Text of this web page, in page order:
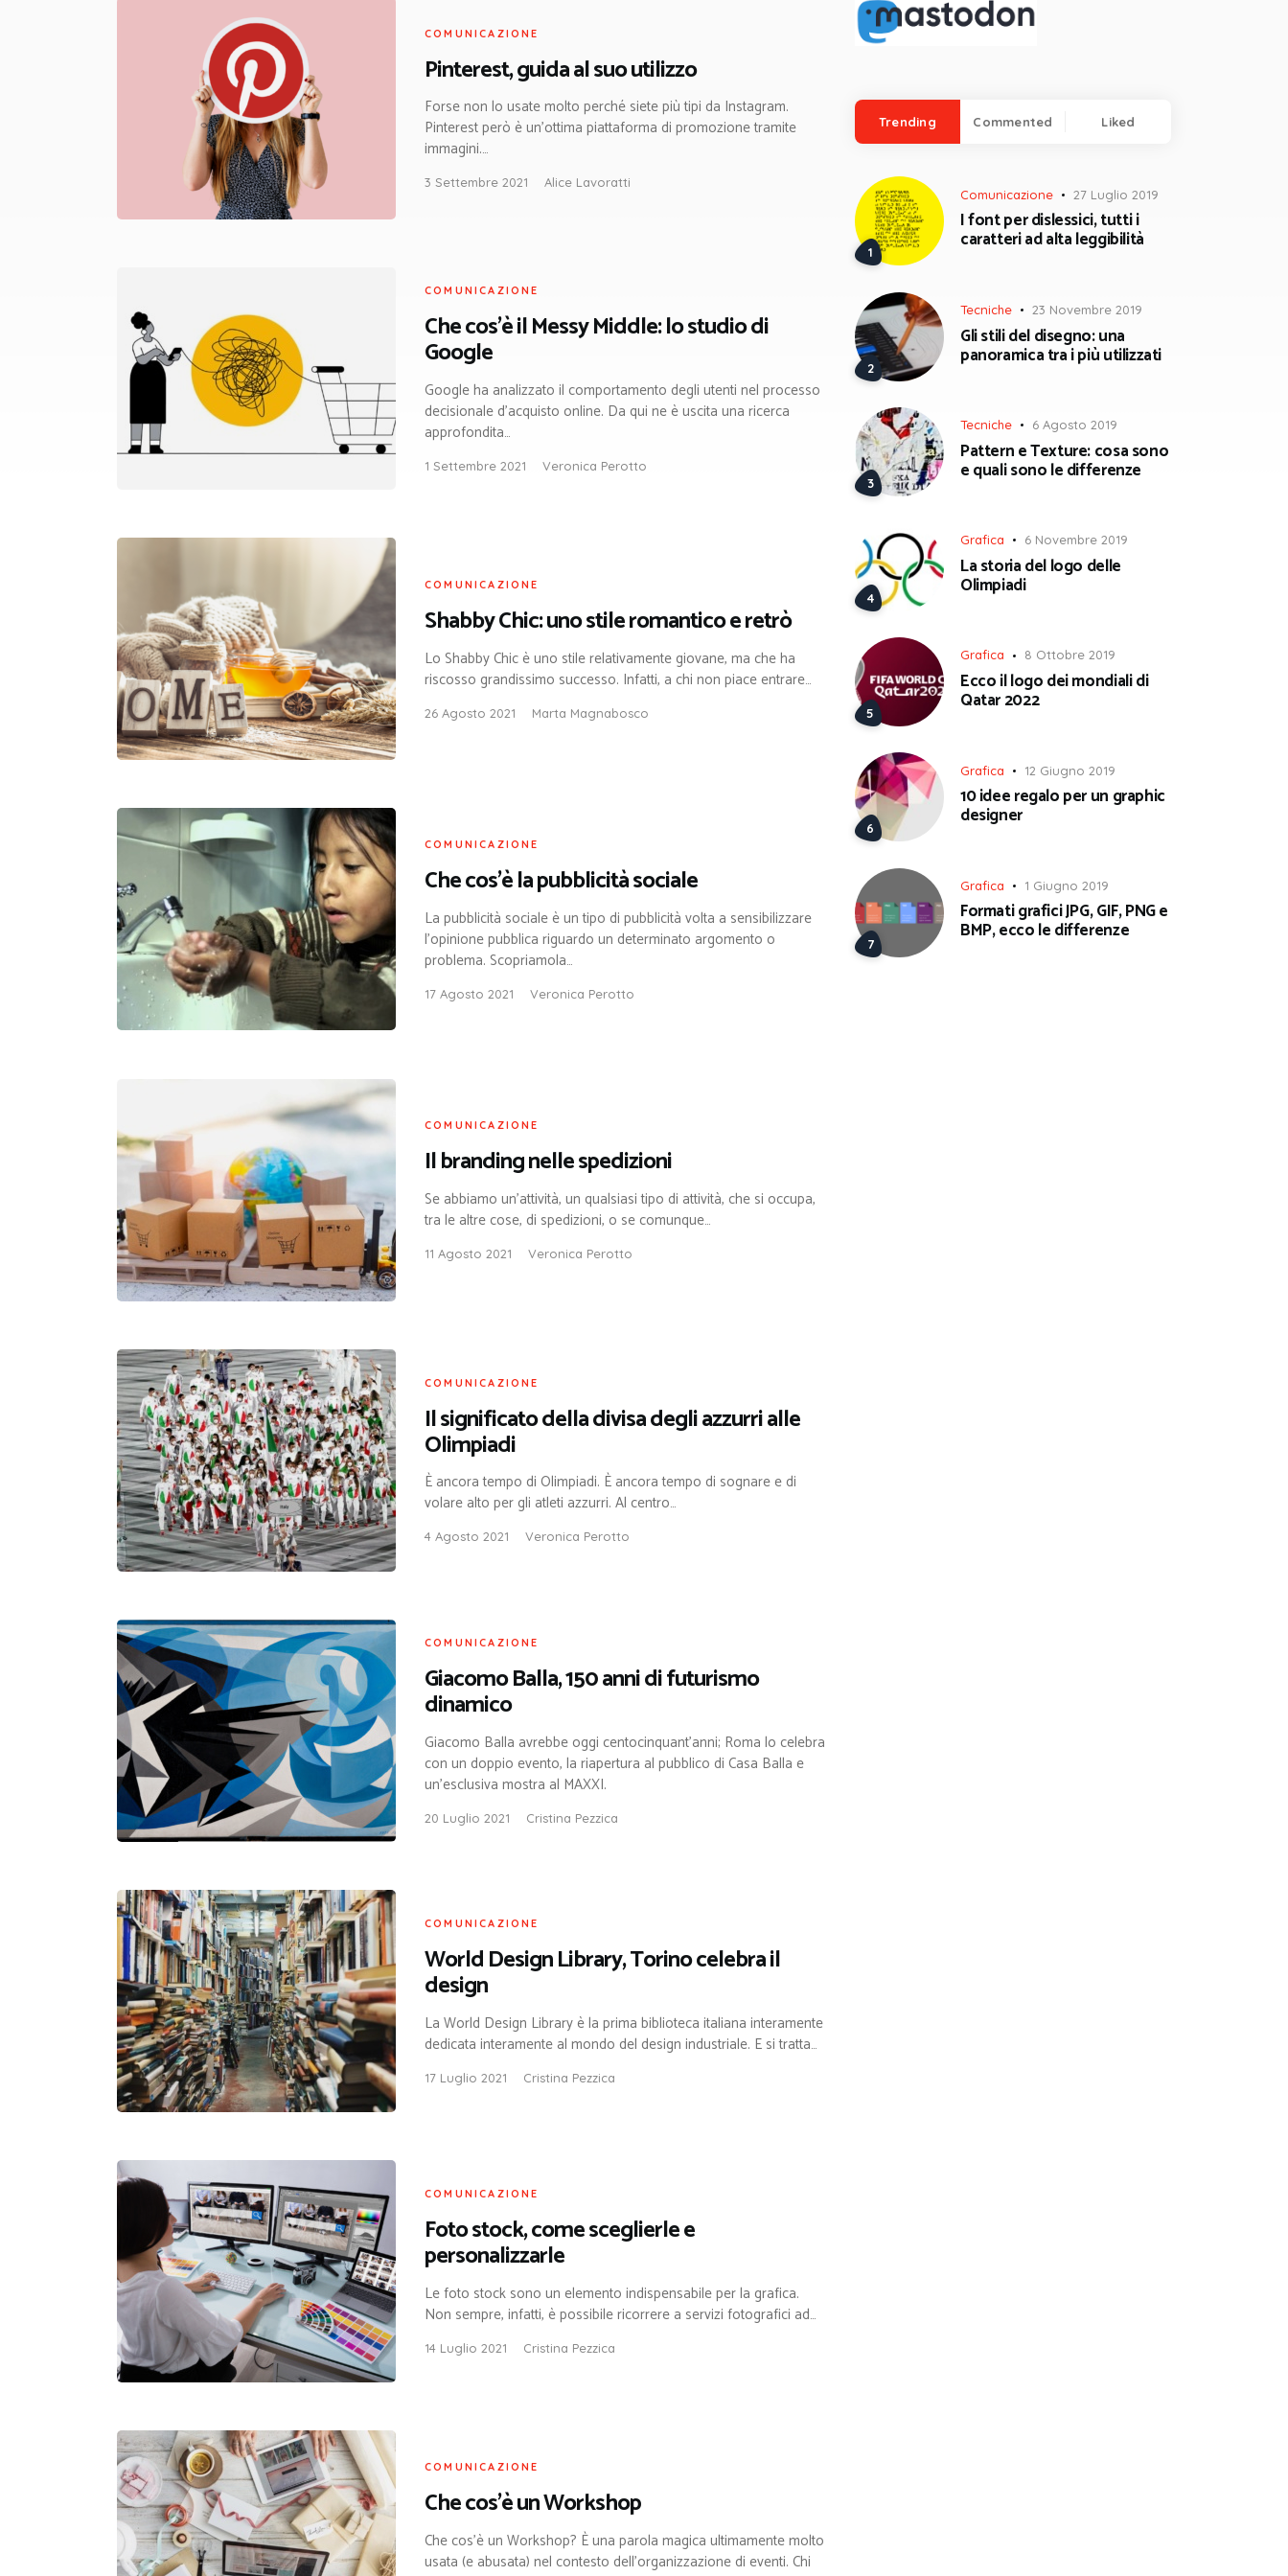
COMUNICAZIONE
Pinterest, guida al suo utilizzo
Forse non lo usate molto perché siete più tipi da Instagram.
Pinterest però è un’ottima piattaforma di promozione tramite
immagini.…
3 Settembre 2021 Alice Lavoratti
COMUNICAZIONE
Che cos’è il Messy Middle: lo studio di
Google
Google ha analizzato il comportamento degli utenti nel processo
decisionale d’acquisto online. Da qui ne è uscita una ricerca
approfondita…
1 Settembre 2021 Veronica Perotto
COMUNICAZIONE
Shabby Chic: uno stile romantico e retrò
Lo Shabby Chic è uno stile relativamente giovane, ma che ha
riscosso grandissimo successo. Infatti, a chi non piace entrare…
26 Agosto 2021 Marta Magnabosco
COMUNICAZIONE
Che cos’è la pubblicità sociale
La pubblicità sociale è un tipo di pubblicità volta a sensibilizzare
l’opinione pubblica riguardo un determinato argomento o
problema. Scopriamola…
17 Agosto 2021 Veronica Perotto
COMUNICAZIONE
Il branding nelle spedizioni
Se abbiamo un’attività, un qualsiasi tipo di attività, che si occupa,
tra le altre cose, di spedizioni, o se comunque…
11 Agosto 2021 Veronica Perotto
COMUNICAZIONE
Il significato della divisa degli azzurri alle
Olimpiadi
È ancora tempo di Olimpiadi. È ancora tempo di sognare e di
volare alto per gli atleti azzurri. Al centro…
4 Agosto 2021 Veronica Perotto
COMUNICAZIONE
Giacomo Balla, 150 anni di futurismo
dinamico
Giacomo Balla avrebbe oggi centocinquant’anni; Roma lo celebra
con un doppio evento, la riapertura al pubblico di Casa Balla e
un’esclusiva mostra al MAXXI.
20 Luglio 2021 Cristina Pezzica
COMUNICAZIONE
World Design Library, Torino celebra il
design
La World Design Library è la prima biblioteca italiana interamente
dedicata interamente al mondo del design industriale. E si tratta…
17 Luglio 2021 Cristina Pezzica
COMUNICAZIONE
Foto stock, come sceglierle e
personalizzarle
Le foto stock sono un elemento indispensabile per la grafica.
Non sempre, infatti, è possibile ricorrere a servizi fotografici ad…
14 Luglio 2021 Cristina Pezzica
COMUNICAZIONE
Che cos’è un Workshop
Che cos’è un Workshop? È una parola magica ultimamente molto
usata (e abusata) nel contesto dell’organizzazione di eventi. Chi
Trending Commented Liked
Comunicazione 27 Luglio 2019
I font per dislessici, tutti i
caratteri ad alta leggibilità
Tecniche 23 Novembre 2019
Gli stili del disegno: una
panoramica tra i più utilizzati
Tecniche 6 Agosto 2019
Pattern e Texture: cosa sono
e quali sono le differenze
Grafica 6 Novembre 2019
La storia del logo delle
Olimpiadi
Grafica 8 Ottobre 2019
Ecco il logo dei mondiali di
Qatar 2022
Grafica 12 Giugno 2019
10 idee regalo per un graphic
designer
Grafica 1 Giugno 2019
Formati grafici JPG, GIF, PNG e
BMP, ecco le differenze